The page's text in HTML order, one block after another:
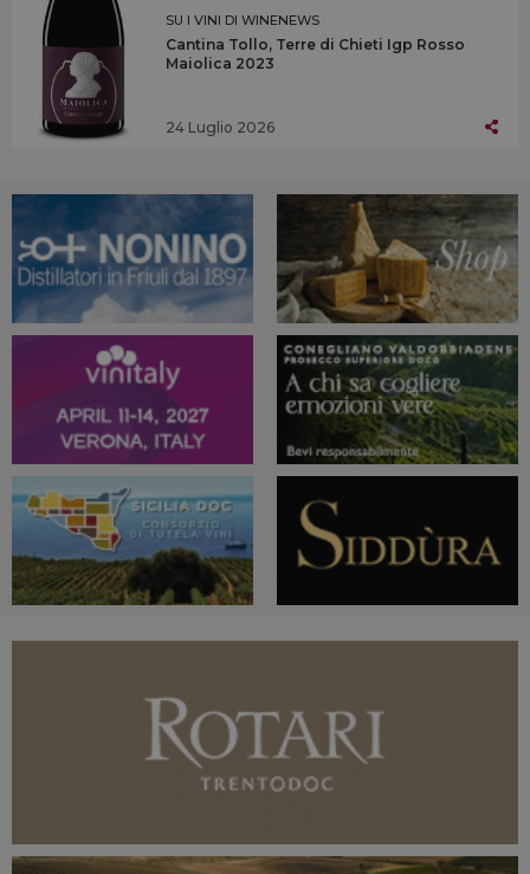
SU I VINI DI WINENEWS
Cantina Tollo, Terre di Chieti Igp Rosso
Maiolica 2023
24 Luglio 2026